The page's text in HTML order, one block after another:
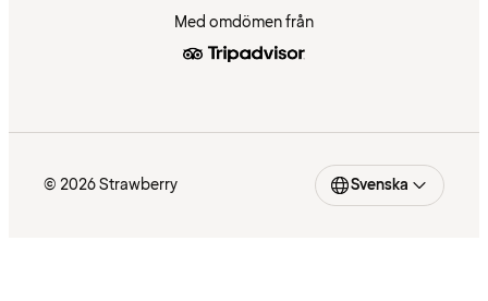
Med omdömen från
© 2026 Strawberry Svenska